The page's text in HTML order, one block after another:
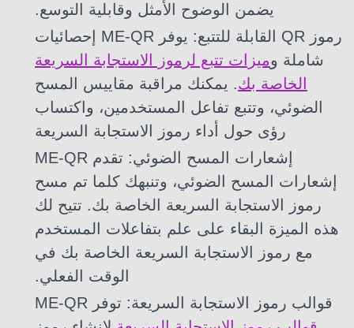
يضمن الوضوح الأمثل وقابلية التوسع.
رموز QR القابلة للتتبع: يوفر ME-QR إحصائيات
شاملة وميزات تتبع لرموز الاستجابة السريعة
الخاصة بك. يمكنك مراقبة مقاييس المسح
الضوئي، وتتبع تفاعل المستخدمين، واكتساب
رؤى حول أداء رموز الاستجابة السريعة
إشعارات المسح الضوئي: تقدم ME-QR
إشعارات المسح الضوئي، وتنبهك كلما تم مسح
رموز الاستجابة السريعة الخاصة بك. تتيح لك
هذه الميزة البقاء على علم بتفاعلات المستخدم
مع رموز الاستجابة السريعة الخاصة بك في
الوقت الفعلي.
قوالب رموز الاستجابة السريعة: توفر ME-QR